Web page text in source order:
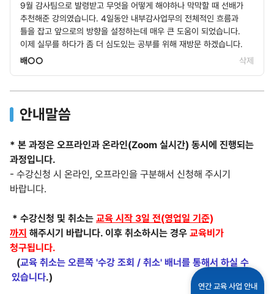
연간 교육 사업 안내
9월 감사팀으로 발령받고 무엇을 어떻게 해야하나 막막할 때 선배가
추천해준 강의였습니다. 4일동안 내부감사업무의 전체적인 흐름과
틀을 잡고 앞으로의 방향을 설정하는데 매우 큰 도움이 되었습니다.
이제 실무를 하다가 좀 더 심도있는 공부를 위해 재방문 하겠습니다.
배○○
삭제
안내말씀
* 본 과정은 오프라인과 온라인(Zoom 실시간) 동시에 진행되는
과정입니다.
- 수강신청 시 온라인, 오프라인을 구분해서 신청해 주시기
바랍니다.
* 수강신청 및 취소는 교육 시작 3일 전(영업일 기준)
까지 해주시기 바랍니다. 이후 취소하시는 경우 교육비가
청구됩니다.
(교육 취소는 오른쪽 '수강 조회 / 취소' 배너를 통해서 하실 수
있습니다.)